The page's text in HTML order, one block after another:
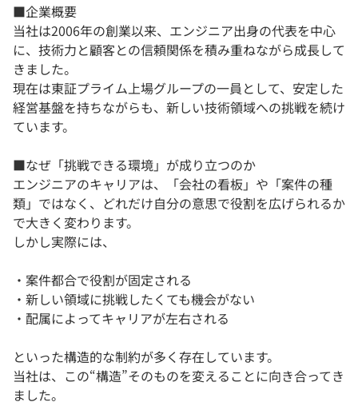
■企業概要
当社は2006年の創業以来、エンジニア出身の代表を中心
に、技術力と顧客との信頼関係を積み重ねながら成長して
きました。
現在は東証プライム上場グループの一員として、安定した
経営基盤を持ちながらも、新しい技術領域への挑戦を続け
ています。
■なぜ「挑戦できる環境」が成り立つのか
エンジニアのキャリアは、「会社の看板」や「案件の種
類」ではなく、どれだけ自分の意思で役割を広げられるか
で大きく変わります。
しかし実際には、
・案件都合で役割が固定される
・新しい領域に挑戦したくても機会がない
・配属によってキャリアが左右される
といった構造的な制約が多く存在しています。
当社は、この“構造”そのものを変えることに向き合ってき
ました。